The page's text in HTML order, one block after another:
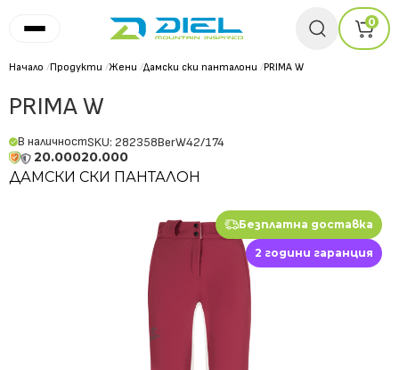
0
Начало /Продукти /Жени /Дамски ски панталони /PRIMA W
PRIMA W
В наличностSKU: 282358BerW42/174
20.00020.000
ДАМСКИ СКИ ПАНТАЛОН
Безплатна доставка
2 години гаранция